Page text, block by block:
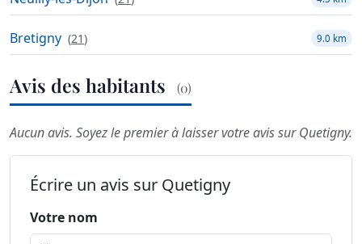
Bretigny (21) 9.0 km
Avis des habitants (0)
Aucun avis. Soyez le premier à laisser votre avis sur Quetigny.
Écrire un avis sur Quetigny
Votre nom